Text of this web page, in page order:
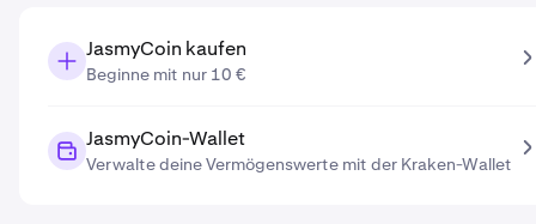
JasmyCoin kaufen
Beginne mit nur 10 €
JasmyCoin-Wallet
Verwalte deine Vermögenswerte mit der Kraken-Wallet